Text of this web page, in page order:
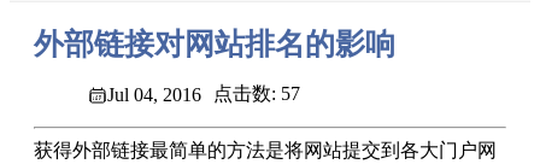
外部链接对网站排名的影响
Jul 04, 2016 点击数: 57
获得外部链接最简单的方法是将网站提交到各大门户网